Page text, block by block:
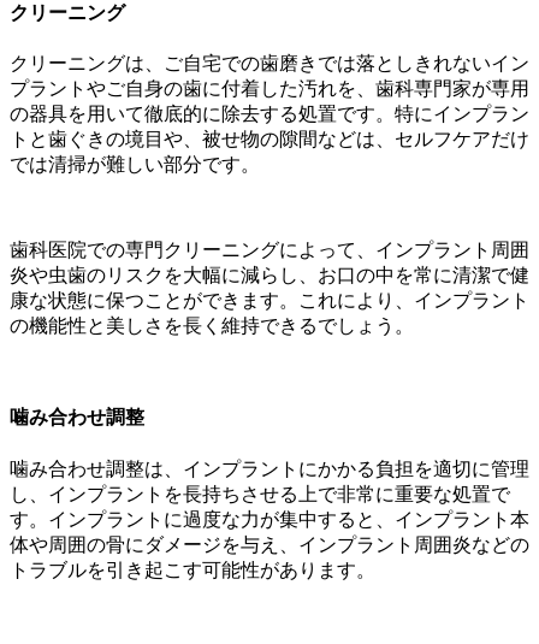
クリーニング
クリーニングは、ご自宅での歯磨きでは落としきれないイン
プラントやご自身の歯に付着した汚れを、歯科専門家が専用
の器具を用いて徹底的に除去する処置です。特にインプラン
トと歯ぐきの境目や、被せ物の隙間などは、セルフケアだけ
では清掃が難しい部分です。
歯科医院での専門クリーニングによって、インプラント周囲
炎や虫歯のリスクを大幅に減らし、お口の中を常に清潔で健
康な状態に保つことができます。これにより、インプラント
の機能性と美しさを長く維持できるでしょう。
噛み合わせ調整
噛み合わせ調整は、インプラントにかかる負担を適切に管理
し、インプラントを長持ちさせる上で非常に重要な処置で
す。インプラントに過度な力が集中すると、インプラント本
体や周囲の骨にダメージを与え、インプラント周囲炎などの
トラブルを引き起こす可能性があります。